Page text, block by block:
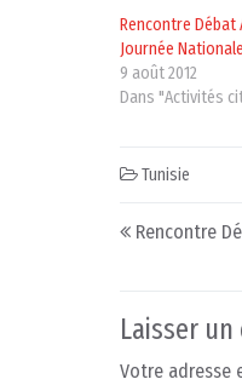
Rencontre Débat
Journée
9 août 2012
Dans "Activités
Tunisie
Post
Rencontre
Laisser
Votre adresse